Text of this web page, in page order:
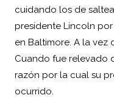
cuidando los de
presidente Lincoln por
en Baltimore. A la
Cuando fue relevado
razón por la cual su
ocurrido.